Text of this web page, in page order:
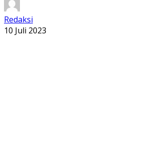
Redaksi
10 Juli 2023